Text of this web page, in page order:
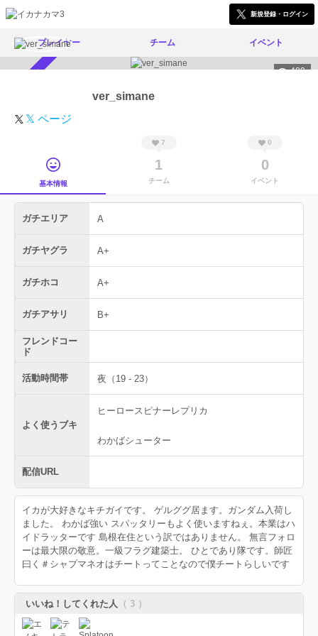
新規登録・ログイン
プレイヤー チーム イベント
489
ver_simane
𝕏 ページ
基本情報
7
1
チーム
0
0
イベント
ガチエリア A
ガチヤグラ A+
ガチホコ A+
ガチアサリ B+
フレンドコー
ド
活動時間帯 夜（19 - 23）
よく使うブキ
ヒーロースピナーレプリカ
わかばシューター
配信URL
イカが大好きなキチガイです。 ゲルググ居ます。ガンダム入荷し
ました。 わかば強い スパッタリーもよく使いますねぇ。本業はハ
イドラッターです 島根在住という訳ではありません。 無言フォロ
ーは最大限の敬意。一級フラグ建築士。 ひとであり隊です。師匠
曰く＃シャプマネオはチートってことなので僕チートらしいです
いいね！してくれた人 （ 3 ）